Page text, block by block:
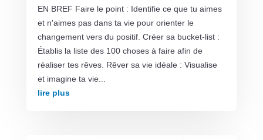
EN BREF Faire le point : Identifie ce que tu aimes
et n'aimes pas dans ta vie pour orienter le
changement vers du positif. Créer sa bucket-list :
Établis la liste des 100 choses à faire afin de
réaliser tes rêves. Rêver sa vie idéale : Visualise
et imagine ta vie...
lire plus